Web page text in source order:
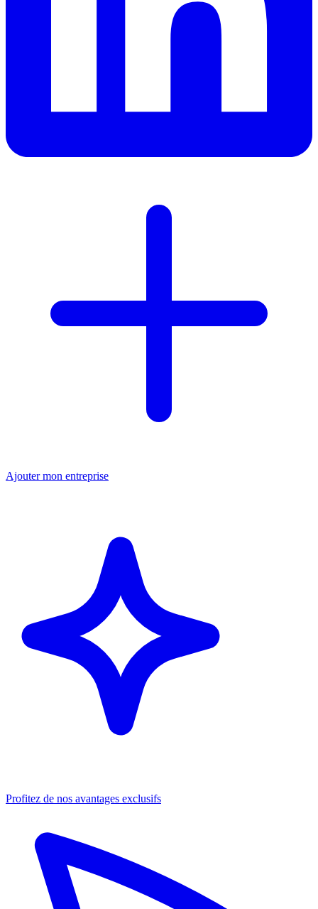
Ajouter mon entreprise
Profitez de nos avantages exclusifs